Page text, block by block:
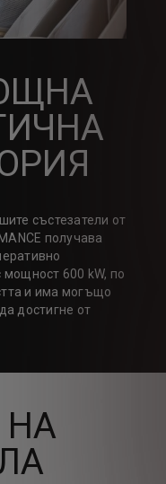
състезатели от
получава
600 kW, по
и има могъщо
достигне от